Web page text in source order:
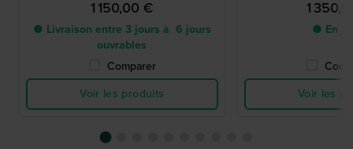
1 150,00 €
● Livraison entre 3 jours à 6 jours
ouvrables
Comparer
Voir les produits
1
● En
Voir les